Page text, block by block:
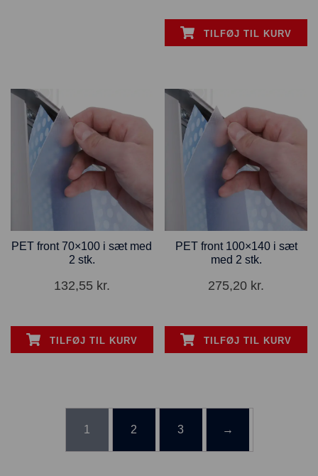
TILFØJ TIL KURV
PET front 70×100 i sæt med
2 stk.
132,55 kr.
TILFØJ TIL KURV
PET front 100×140 i sæt
med 2 stk.
275,20 kr.
TILFØJ TIL KURV
1 2 3 →